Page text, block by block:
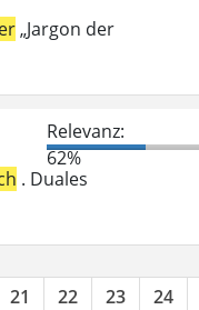
„Jargon der
Relevanz:
62%
. Duales
21 22 23 24